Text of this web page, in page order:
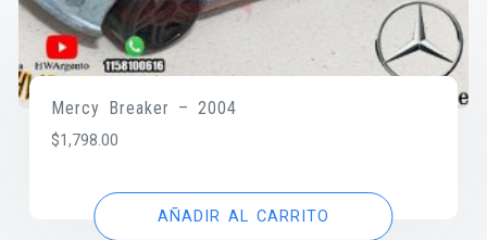
Mercy Breaker – 2004
$1,798.00
AÑADIR AL CARRITO